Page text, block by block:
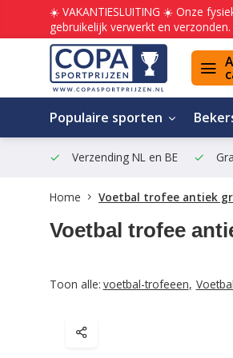
☀️ VAKANTIESLUITING ☀️ Onze
gebruikelijk verwerkt en verzonden.
Populaire sporten
Verzending NL en BE
Home Voetbal trofee antiek
Voetbal trofee
Toon alle: voetbal-trofeeen, Voetbal